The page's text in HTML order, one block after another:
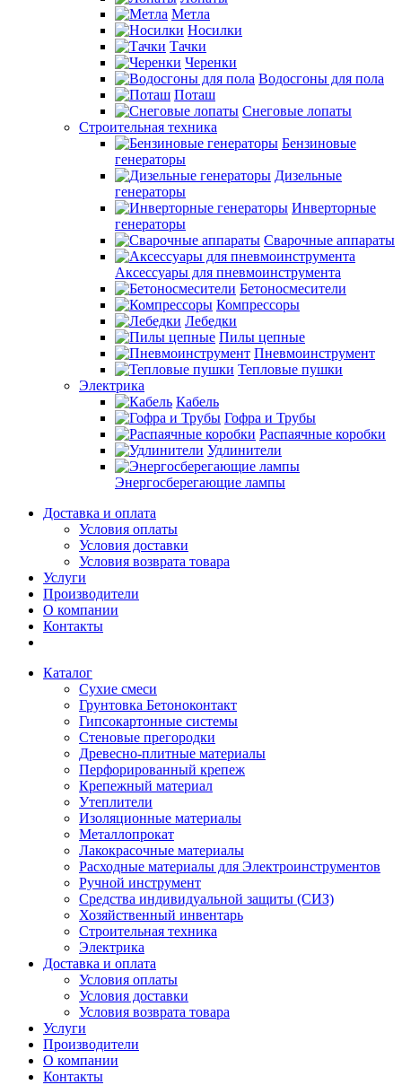
Метла
Носилки
Тачки
Черенки
Водосгоны для пола
Поташ
Снеговые лопаты
Строительная техника
Бензиновые
генераторы
Дизельные
генераторы
Инверторные
генераторы
Сварочные аппараты
Аксессуары для пневмоинструмента
Бетоносмесители
Компрессоры
Лебедки
Пилы цепные
Пневмоинструмент
Тепловые пушки
Электрика
Кабель
Гофра и Трубы
Распаячные коробки
Удлинители
Энергосберегающие лампы
Доставка и оплата
Условия оплаты
Условия доставки
Условия возврата товара
Услуги
Производители
О компании
Контакты
Каталог
Сухие смеси
Грунтовка Бетоноконтакт
Гипсокартонные системы
Стеновые прегородки
Древесно-плитные материалы
Перфорированный крепеж
Крепежный материал
Утеплители
Изоляционные материалы
Металлопрокат
Лакокрасочные материалы
Расходные материалы для Электроинструментов
Ручной инструмент
Средства индивидуальной защиты (СИЗ)
Хозяйственный инвентарь
Строительная техника
Электрика
Доставка и оплата
Условия оплаты
Условия доставки
Условия возврата товара
Услуги
Производители
О компании
Контакты